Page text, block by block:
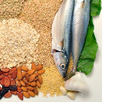
Relax
Viaggi & Vacanze